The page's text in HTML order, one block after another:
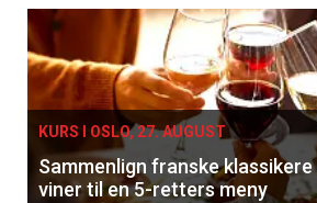
KURS I OSLO, 27. AUGUST
Sammenlign franske
viner til en 5-retters meny